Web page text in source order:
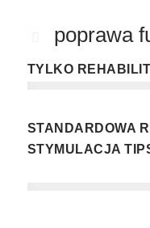
poprawa
TYLKO
STANDARDOWA
STYMULACJA